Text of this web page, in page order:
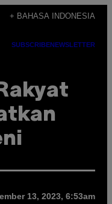
+ BAHASA INDONESIA
SUBSCRIBENEWSLETTER
13, 2023, 6:53am